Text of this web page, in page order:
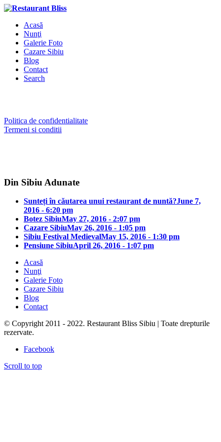
Acasă
Nunţi
Galerie Foto
Cazare Sibiu
Blog
Contact
Search
Politica de confidentialitate
Termeni si conditii
Din Sibiu Adunate
Sunteți în căutarea unui restaurant de nuntă?June 7,
2016 - 6:20 pm
Botez SibiuMay 27, 2016 - 2:07 pm
Cazare SibiuMay 26, 2016 - 1:05 pm
Sibiu Festival MedievalMay 15, 2016 - 1:30 pm
Pensiune SibiuApril 26, 2016 - 1:07 pm
Acasă
Nunţi
Galerie Foto
Cazare Sibiu
Blog
Contact
© Copyright 2011 - 2022. Restaurant Bliss Sibiu | Toate drepturile
rezervate.
Facebook
Scroll to top